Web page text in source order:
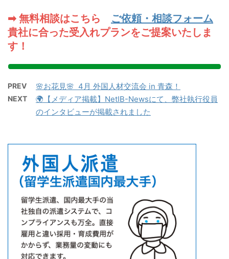
➡ 無料相談はこちら ご依頼・相談フォーム
貴社に合った受入れプランをご提案いたしま
す！
PREV 🌸お花見🌸 4月 外国人材交流会 in 青森！
NEXT
🌍【メディア掲載】NetIB-Newsにて、弊社執行役員
のインタビューが掲載されました